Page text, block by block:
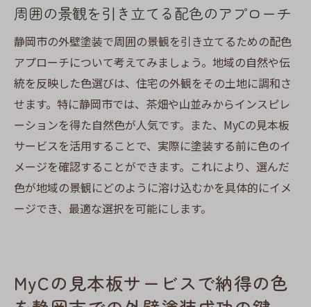
周囲の景観を引き立てる配色のアプローチ
静岡市の外壁塗装で周囲の景観を引き立てるための配色
アプローチについて考えてみましょう。地域の自然や伝
統を反映した色選びは、住宅の外観をその土地に調和さ
せます。特に静岡市では、茶畑や山並みからインスピレ
ーションを得た自然色が人気です。また、MyCの見本板
サービスを活用することで、実際に塗装する前に色のイ
メージを確認することができます。これにより、選んだ
色が地域の景観にどのように溶け込むかを具体的にイメ
ージでき、最適な選択を可能にします。
MyCの見本板サービスで納得の色